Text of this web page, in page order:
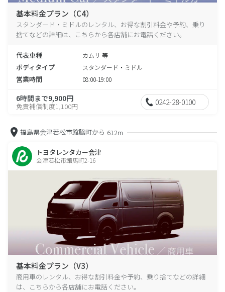
基本料金プラン（C4）
スタンダード・ミドルのレンタル、お得な割引料金や予約、乗り
捨てなどの詳細は、こちらから各店舗にお電話ください。
代表車種 カムリ 等
ボディタイプ スタンダード・ミドル
営業時間 08:00-19:00
6時間まで9,900円
免責補償制度1,100円 0242-28-0100
福島県会津若松市館脇町から 612m
トヨタレンタカー会津
会津若松市館馬町2-16
基本料金プラン（V3）
商用車のレンタル、お得な割引料金や予約、乗り捨てなどの詳細
は、こちらから各店舗にお電話ください。